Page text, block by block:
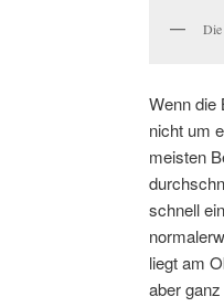
Die
Wenn die
nicht um
meisten
schnell
liegt am
aber